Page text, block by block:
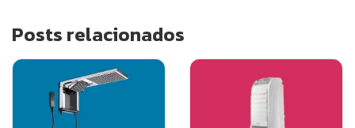
Posts relacionados